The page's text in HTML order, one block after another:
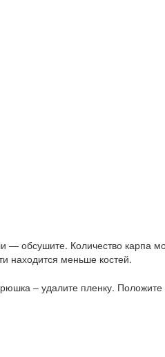
обсушите. Количество карпа
находится меньше костей.
– удалите пленку.